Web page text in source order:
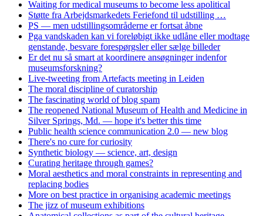
Waiting for medical museums to become less apolitical
Støtte fra Arbejdsmarkedets Feriefond til udstilling …
PS — men udstillingsområderne er fortsat åbne
Pga vandskaden kan vi foreløbigt ikke udlåne eller modtage
genstande, besvare forespørgsler eller sælge billeder
Er det nu så smart at koordinere ansøgninger indenfor
museumsforskning?
Live-tweeting from Artefacts meeting in Leiden
The moral discipline of curatorship
The fascinating world of blog spam
The reopened National Museum of Health and Medicine in
Silver Springs, Md. — hope it's better this time
Public health science communication 2.0 — new blog
There's no cure for curiosity
Synthetic biology — science, art, design
Curating heritage through games?
Moral aesthetics and moral constraints in representing and
replacing bodies
More on best practice in organising academic meetings
The jizz of museum exhibitions